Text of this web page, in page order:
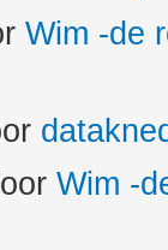
Wim -de
Wim -